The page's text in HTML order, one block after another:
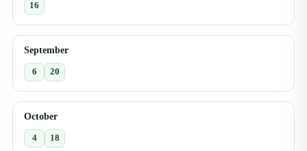
16
September
6 20
October
4 18